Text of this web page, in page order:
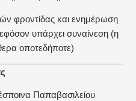
φροντίδας και ενημέρωση
υπάρχει συναίνεση (η
οποτεδήποτε)
Παπαβασιλείου